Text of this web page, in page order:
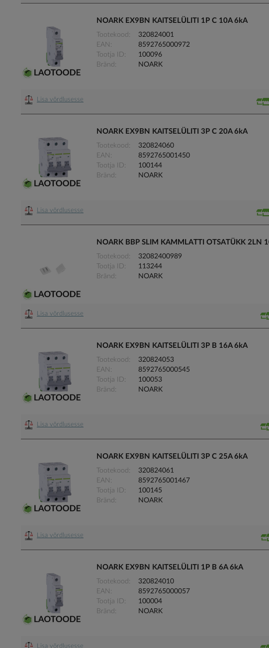
NOARK EX9BN KAITSELÜLITI 1P C 10A 6kA
Tootekood
320824001
EAN
8592765000972
Tootja ID
100096
Bränd
NOARK
Lisa võrdlusesse
NOARK EX9BN KAITSELÜLITI 3P C 20A 6kA
Tootekood
320824060
EAN
8592765001450
Tootja ID
100144
Bränd
NOARK
Lisa võrdlusesse
NOARK BBP SLIM KAMMLATTI OTSATÜKK 2LN
Tootekood
32082400989
Tootja ID
113244
Bränd
NOARK
Lisa võrdlusesse
NOARK EX9BN KAITSELÜLITI 3P B 16A 6kA
Tootekood
320824053
EAN
8592765000545
Tootja ID
100053
Bränd
NOARK
Lisa võrdlusesse
NOARK EX9BN KAITSELÜLITI 3P C 25A 6kA
Tootekood
320824061
EAN
8592765001467
Tootja ID
100145
Bränd
NOARK
Lisa võrdlusesse
NOARK EX9BN KAITSELÜLITI 1P B 6A 6kA
Tootekood
320824010
EAN
8592765000057
Tootja ID
100004
Bränd
NOARK
Lisa võrdlusesse